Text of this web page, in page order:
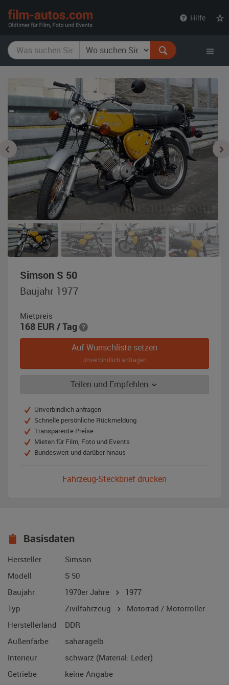
Hilfe
Simson S 50,
Baujahr
Baujahr 1977
Mietpreis
168 EUR / Tag
Auf Wunschliste setzen
Unverbindlich anfragen
Teilen und Empfehlen
Unverbindlich anfragen
Schnelle persönliche Rückmeldung
Transparente Preise
Mieten für Film, Foto und Events
Bundesweit und darüber hinaus
Fahrzeug-Steckbrief drucken
Basisdaten
Hersteller
Simson
Modell
S 50
Baujahr
1970er Jahre
1977
Typ
Zivilfahrzeug
Motorrad / Motorroller
Herstellerland
DDR
Außenfarbe
saharagelb
Interieur
schwarz (Material: Leder)
Getriebe
keine Angabe